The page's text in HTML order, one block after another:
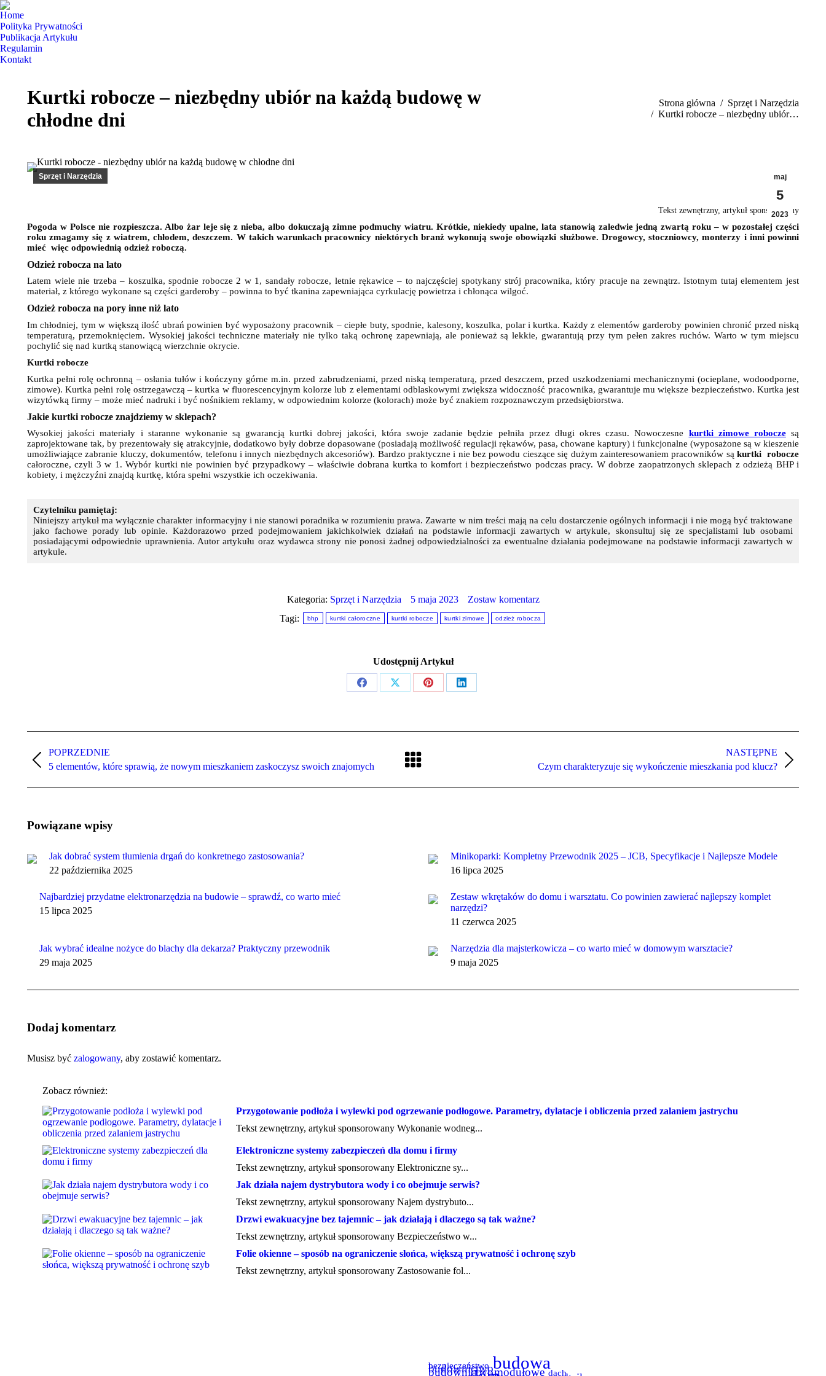
Home
Polityka Prywatności
Publikacja Artykułu
Regulamin
Kontakt
Kurtki robocze – niezbędny ubiór na każdą budowę w
chłodne dni
Strona główna
Sprzęt i Narzędzia
Kurtki robocze – niezbędny ubiór…
maj
5
2023
Sprzęt i Narzędzia
Tekst zewnętrzny, artykuł sponsorowany
Pogoda w Polsce nie rozpieszcza. Albo żar leje się z nieba, albo dokuczają zimne podmuchy wiatru. Krótkie, niekiedy upalne, lata stanowią zaledwie jedną zwartą roku – w pozostałej części
roku zmagamy się z wiatrem, chłodem, deszczem. W takich warunkach pracownicy niektórych branż wykonują swoje obowiązki służbowe. Drogowcy, stoczniowcy, monterzy i inni powinni
mieć więc odpowiednią odzież roboczą.
Odzież robocza na lato
Latem wiele nie trzeba – koszulka, spodnie robocze 2 w 1, sandały robocze, letnie rękawice – to najczęściej spotykany strój pracownika, który pracuje na zewnątrz. Istotnym tutaj elementem jest
materiał, z którego wykonane są części garderoby – powinna to być tkanina zapewniająca cyrkulację powietrza i chłonąca wilgoć.
Odzież robocza na pory inne niż lato
Im chłodniej, tym w większą ilość ubrań powinien być wyposażony pracownik – ciepłe buty, spodnie, kalesony, koszulka, polar i kurtka. Każdy z elementów garderoby powinien chronić przed niską
temperaturą, przemoknięciem. Wysokiej jakości techniczne materiały nie tylko taką ochronę zapewniają, ale ponieważ są lekkie, gwarantują przy tym pełen zakres ruchów. Warto w tym miejscu
pochylić się nad kurtką stanowiącą wierzchnie okrycie.
Kurtki robocze
Kurtka pełni rolę ochronną – osłania tułów i kończyny górne m.in. przed zabrudzeniami, przed niską temperaturą, przed deszczem, przed uszkodzeniami mechanicznymi (ocieplane, wodoodporne,
zimowe). Kurtka pełni rolę ostrzegawczą – kurtka w fluorescencyjnym kolorze lub z elementami odblaskowymi zwiększa widoczność pracownika, gwarantuje mu większe bezpieczeństwo. Kurtka jest
wizytówką firmy – może mieć nadruki i być nośnikiem reklamy, w odpowiednim kolorze (kolorach) może być znakiem rozpoznawczym przedsiębiorstwa.
Jakie kurtki robocze znajdziemy w sklepach?
Wysokiej jakości materiały i staranne wykonanie są gwarancją kurtki dobrej jakości, która swoje zadanie będzie pełniła przez długi okres czasu. Nowoczesne kurtki zimowe roboczesą
zaprojektowane tak, by prezentowały się atrakcyjnie, dodatkowo były dobrze dopasowane (posiadają możliwość regulacji rękawów, pasa, chowane kaptury) i funkcjonalne (wyposażone są w kieszenie
umożliwiające zabranie kluczy, dokumentów, telefonu i innych niezbędnych akcesoriów). Bardzo praktyczne i nie bez powodu cieszące się dużym zainteresowaniem pracowników sąkurtki robocze
całoroczne, czyli 3 w 1. Wybór kurtki nie powinien być przypadkowy – właściwie dobrana kurtka to komfort i bezpieczeństwo podczas pracy. W dobrze zaopatrzonych sklepach z odzieżą BHP i
kobiety, i mężczyźni znajdą kurtkę, która spełni wszystkie ich oczekiwania.
Czytelniku pamiętaj:
Niniejszy artykuł ma wyłącznie charakter informacyjny i nie stanowi poradnika w rozumieniu prawa. Zawarte w nim treści mają na celu dostarczenie ogólnych informacji i nie mogą być traktowane
jako fachowe porady lub opinie. Każdorazowo przed podejmowaniem jakichkolwiek działań na podstawie informacji zawartych w artykule, skonsultuj się ze specjalistami lub osobami
posiadającymi odpowiednie uprawnienia. Autor artykułu oraz wydawca strony nie ponosi żadnej odpowiedzialności za ewentualne działania podejmowane na podstawie informacji zawartych w
artykule.
Kategoria: Sprzęt i Narzędzia 5 maja 2023
Zostaw komentarz
Tagi:
bhp kurtki całoroczne kurtki robocze kurtki zimowe odzież robocza
Udostępnij Artykuł
Share
Share
Share
Share
Nawigacja
wpisów
POPRZEDNIE
Poprzedni
5 elementów, które sprawią, że nowym mieszkaniem zaskoczysz swoich znajomych
NASTĘPNE
Czym charakteryzuje się wykończenie mieszkania pod klucz?
Powiązane wpisy
Jak dobrać system tłumienia drgań do konkretnego zastosowania?
22 października 2025
Minikoparki: Kompletny Przewodnik 2025 – JCB, Specyfikacje i Najlepsze Modele
16 lipca 2025
Najbardziej przydatne elektronarzędzia na budowie – sprawdź, co warto mieć
15 lipca 2025
Zestaw wkrętaków do domu i warsztatu. Co powinien zawierać najlepszy komplet
narzędzi?
11 czerwca 2025
Jak wybrać idealne nożyce do blachy dla dekarza? Praktyczny przewodnik
29 maja 2025
Narzędzia dla majsterkowicza – co warto mieć w domowym warsztacie?
9 maja 2025
Dodaj komentarz
Musisz być zalogowany, aby zostawić komentarz.
Zobacz również:
Przygotowanie podłoża i wylewki pod ogrzewanie podłogowe. Parametry, dylatacje i obliczenia przed zalaniem jastrychu
Tekst zewnętrzny, artykuł sponsorowany Wykonanie wodneg...
Elektroniczne systemy zabezpieczeń dla domu i firmy
Tekst zewnętrzny, artykuł sponsorowany Elektroniczne sy...
Jak działa najem dystrybutora wody i co obejmuje serwis?
Tekst zewnętrzny, artykuł sponsorowany Najem dystrybuto...
Drzwi ewakuacyjne bez tajemnic – jak działają i dlaczego są tak ważne?
Tekst zewnętrzny, artykuł sponsorowany Bezpieczeństwo w...
Folie okienne – sposób na ograniczenie słońca, większą prywatność i ochronę szyb
Tekst zewnętrzny, artykuł sponsorowany Zastosowanie fol...
bezpieczeństwo budowa
budownictwo
budownictwo modułowe dach